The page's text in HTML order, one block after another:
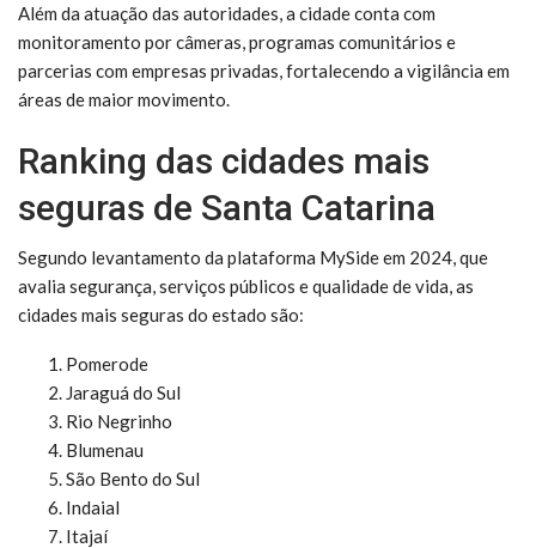
Além da atuação das autoridades, a cidade conta com
monitoramento por câmeras, programas comunitários e
parcerias com empresas privadas, fortalecendo a vigilância em
áreas de maior movimento.
Ranking das cidades mais
seguras de Santa Catarina
Segundo levantamento da plataforma MySide em 2024, que
avalia segurança, serviços públicos e qualidade de vida, as
cidades mais seguras do estado são:
Pomerode
Jaraguá do Sul
Rio Negrinho
Blumenau
São Bento do Sul
Indaial
Itajaí